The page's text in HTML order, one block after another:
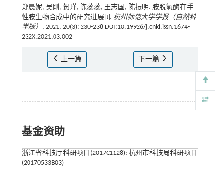
郑晨妮, 吴刚, 贺瑾, 陈蕊蕊, 王志国, 陈振明. 胺脱氢酶在手
性胺生物合成中的研究进展[J]. 杭州师范大学学报（自然科
学版） , 2021, 20(3): 230-238 DOI:10.19926/j.cnki.issn.1674-
232X.2021.03.002
上一篇 下一篇
基金资助
浙江省科技厅科研项目(2017C1128); 杭州市科技局科研项目
(20170533B03)